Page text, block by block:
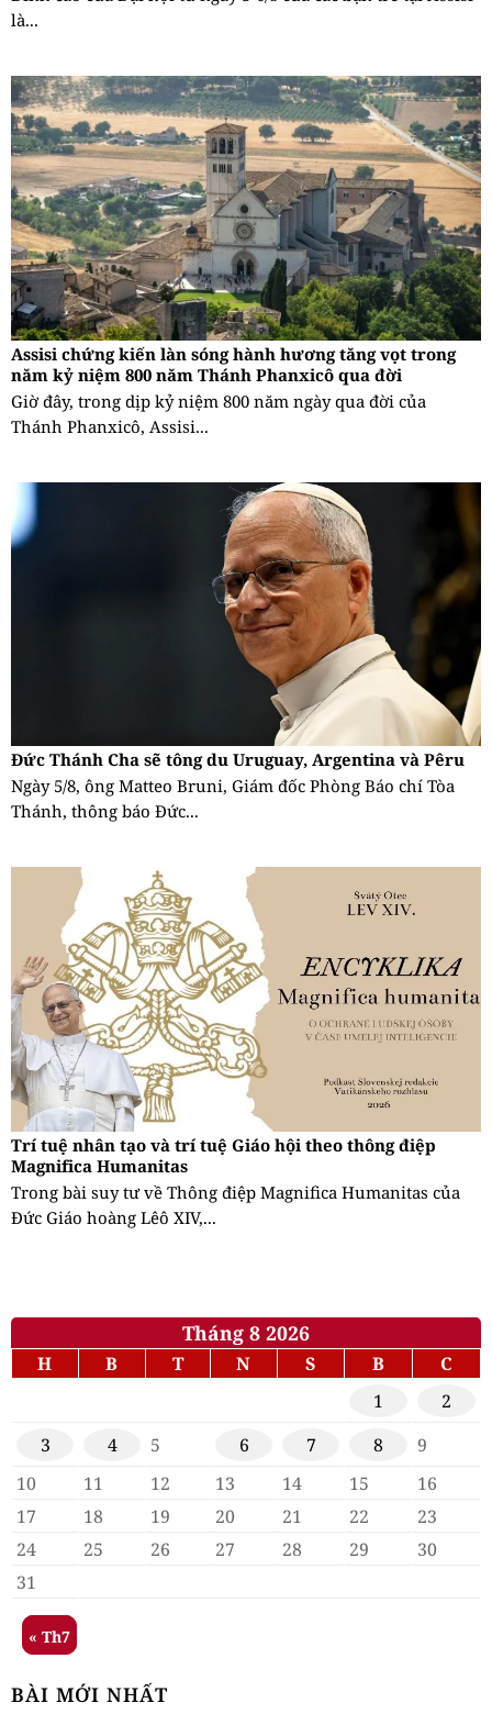
là...
Assisi chứng kiến làn sóng hành hương tăng vọt trong
năm kỷ niệm 800 năm Thánh Phanxicô qua đời
Giờ đây, trong dịp kỷ niệm 800 năm ngày qua đời của
Thánh Phanxicô, Assisi...
Đức Thánh Cha sẽ tông du Uruguay, Argentina và Pêru
Ngày 5/8, ông Matteo Bruni, Giám đốc Phòng Báo chí Tòa
Thánh, thông báo Đức...
Trí tuệ nhân tạo và trí tuệ Giáo hội theo thông điệp
Magnifica Humanitas
Trong bài suy tư về Thông điệp Magnifica Humanitas của
Đức Giáo hoàng Lêô XIV,...
Tháng 8 2026
H B T N S B
C
1
2
3
4 5 6 7 8
9
10
11 12 13 14 15
16
17
18 19 20 21 22
23
24
25 26 27 28 29
30
31
« Th7
BÀI MỚI NHẤT